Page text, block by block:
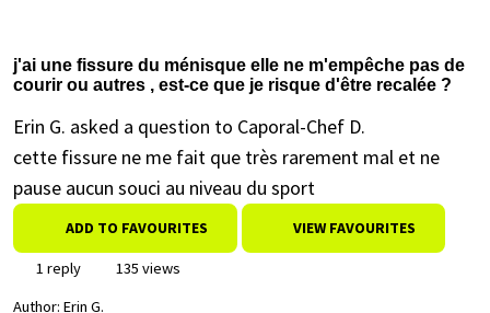
j'ai une fissure du ménisque elle ne m'empêche pas de
courir ou autres , est-ce que je risque d'être recalée ?
Erin G. asked a question to Caporal-Chef D.
cette fissure ne me fait que très rarement mal et ne
pause aucun souci au niveau du sport
ADD TO FAVOURITES VIEW FAVOURITES
1 reply
135 views
Author: Erin G.